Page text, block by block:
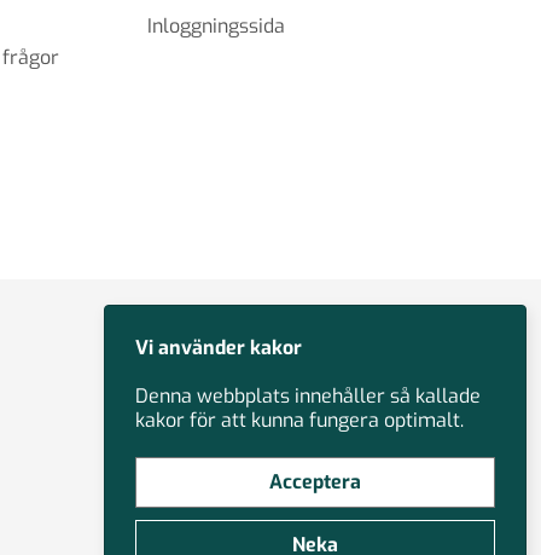
frågor
Inloggningssida
Vi använder kakor
Denna webbplats innehåller så kallade
kakor för att kunna fungera optimalt.
Acceptera
Neka